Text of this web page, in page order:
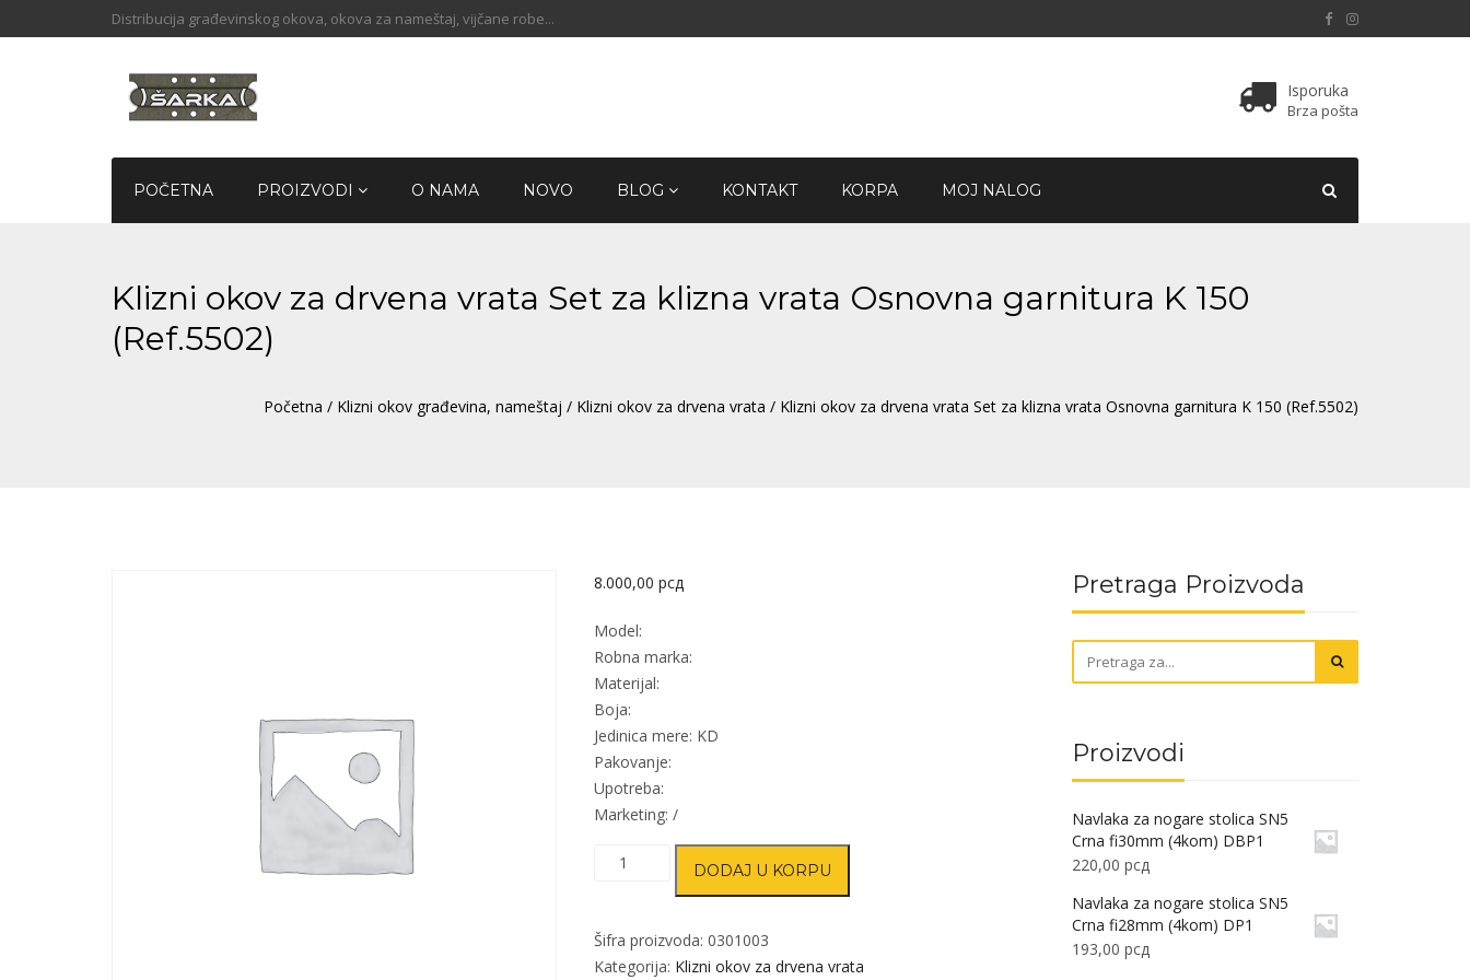
Distribucija građevinskog okova, okova za nameštaj, vijčane robe...
Isporuka
Brza pošta
POČETNA PROIZVODI O NAMA NOVO BLOG KONTAKT KORPA MOJ NALOG
Klizni okov za drvena vrata Set za klizna vrata Osnovna garnitura K 150
(Ref.5502)
Početna / Klizni okov građevina, nameštaj / Klizni okov za drvena vrata / Klizni okov za drvena vrata Set za klizna vrata Osnovna garnitura K 150 (Ref.5502)
8.000,00 рсд
Model:
Robna marka:
Materijal:
Boja:
Jedinica mere: KD
Pakovanje:
Upotreba:
Marketing: /
Klizni
drvena
vrata
DODAJ U KORPU
Šifra proizvoda: 0301003
Kategorija: Klizni okov za drvena vrata
Pretraga Proizvoda
Proizvodi
Navlaka za nogare stolica SN5
Crna fi30mm (4kom) DBP1
220,00 рсд
Navlaka za nogare stolica SN5
Crna fi28mm (4kom) DP1
193,00 рсд